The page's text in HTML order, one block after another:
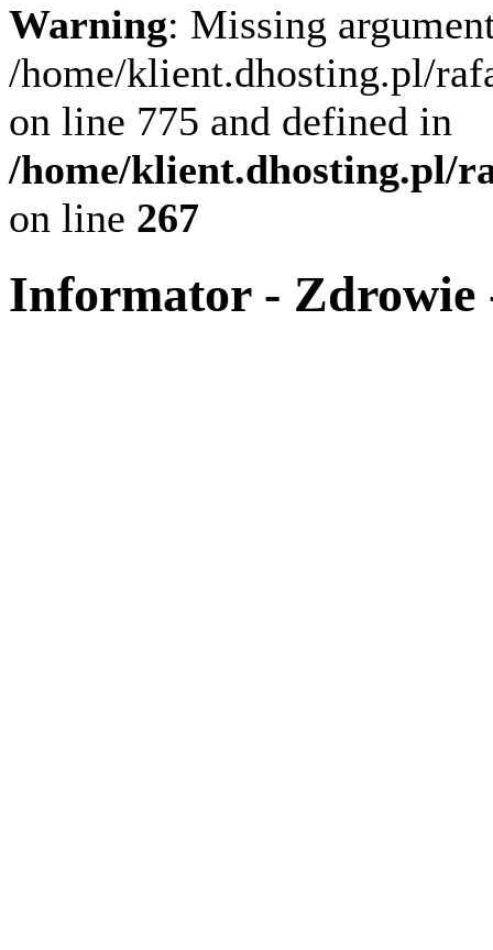
Warning: Missing
/home/klient.dhosting.pl/
on line 775 and defined in
/home/klient.dhosting.pl/
on line 267
Informator - Zdrowie